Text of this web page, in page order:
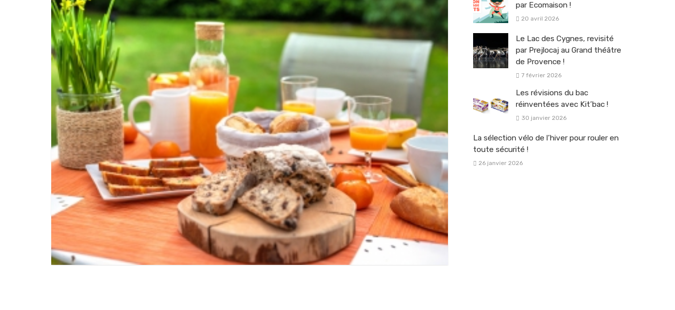
par Ecomaison !
20 avril 2026
Le Lac des Cygnes, revisité
par Prejlocaj au Grand théâtre
de Provence !
7 février 2026
Les révisions du bac
réinventées avec Kit’bac !
30 janvier 2026
La sélection vélo de l’hiver pour rouler en
toute sécurité !
26 janvier 2026